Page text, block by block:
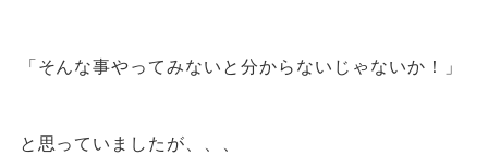
「そんな事やってみないと分からないじゃないか！」
と思っていましたが、、、